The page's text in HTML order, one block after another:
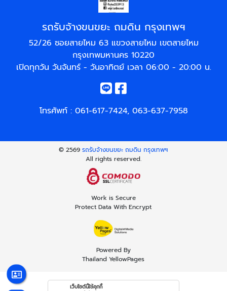
รถรับจ้างขนขยะ ถมดิน กรุงเทพฯ
52/26 ซอยสายไหม 63 แขวงสายไหม เขตสายไหม
กรุงเทพมหานคร 10220
เปิดทุกวัน วันจันทร์ - วันอาทิตย์ เวลา 06:00 - 20:00 น.
โทรศัพท์ : 061-617-7424, 063-637-7958
© 2569รถรับจ้างขนขยะ ถมดิน กรุงเทพฯ
All rights reserved.
Work is Secure
Protect Data With Encrypt
Powered By
Thailand YellowPages
เว็บไซต์นี้ใช้คุกกี้